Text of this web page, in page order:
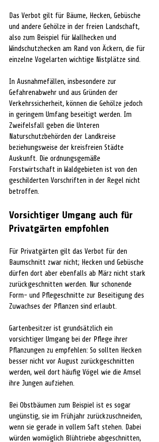
Das Verbot gilt für Bäume, Hecken, Gebüsche
und andere Gehölze in der freien Landschaft,
also zum Beispiel für Wallhecken und
Windschutzhecken am Rand von Äckern, die für
einzelne Vogelarten wichtige Nistplätze sind.
In Ausnahmefällen, insbesondere zur
Gefahrenabwehr und aus Gründen der
Verkehrssicherheit, können die Gehölze jedoch
in geringem Umfang beseitigt werden. Im
Zweifelsfall geben die Unteren
Naturschutzbehörden der Landkreise
beziehungsweise der kreisfreien Städte
Auskunft. Die ordnungsgemäße
Forstwirtschaft in Waldgebieten ist von den
geschilderten Vorschriften in der Regel nicht
betroffen.
Vorsichtiger Umgang auch für
Privatgärten empfohlen
Für Privatgärten gilt das Verbot für den
Baumschnitt zwar nicht; Hecken und Gebüsche
dürfen dort aber ebenfalls ab März nicht stark
zurückgeschnitten werden. Nur schonende
Form- und Pflegeschnitte zur Beseitigung des
Zuwachses der Pflanzen sind erlaubt.
Gartenbesitzer ist grundsätzlich ein
vorsichtiger Umgang bei der Pflege ihrer
Pflanzungen zu empfehlen: So sollten Hecken
besser nicht vor August zurückgeschnitten
werden, weil dort häufig Vögel wie die Amsel
ihre Jungen aufziehen.
Bei Obstbäumen zum Beispiel ist es sogar
ungünstig, sie im Frühjahr zurückzuschneiden,
wenn sie gerade in vollem Saft stehen. Dabei
würden womöglich Blühtriebe abgeschnitten,